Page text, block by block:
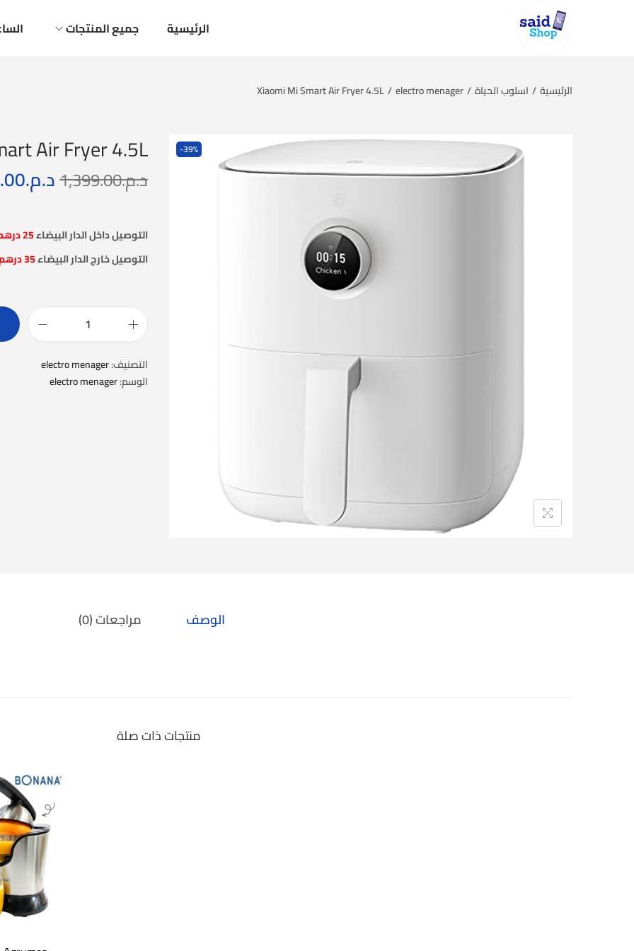
الرئيسية جميع المنتجات
الرئيسية/ اسلوب الحياة/
electro menager
/
Xiaomi Mi Smart Air Fryer 4.5L
-39%
Air Fryer 4.5L
د.م.1,399.00د.م.
التوصيل داخل الدار البيضاء25 درهم
التوصيل خارج الدار البيضاء35 درهم
التصنيف:electro menager
الوسم:electro menager
الوصف مراجعات (0)
منتجات ذات صلة